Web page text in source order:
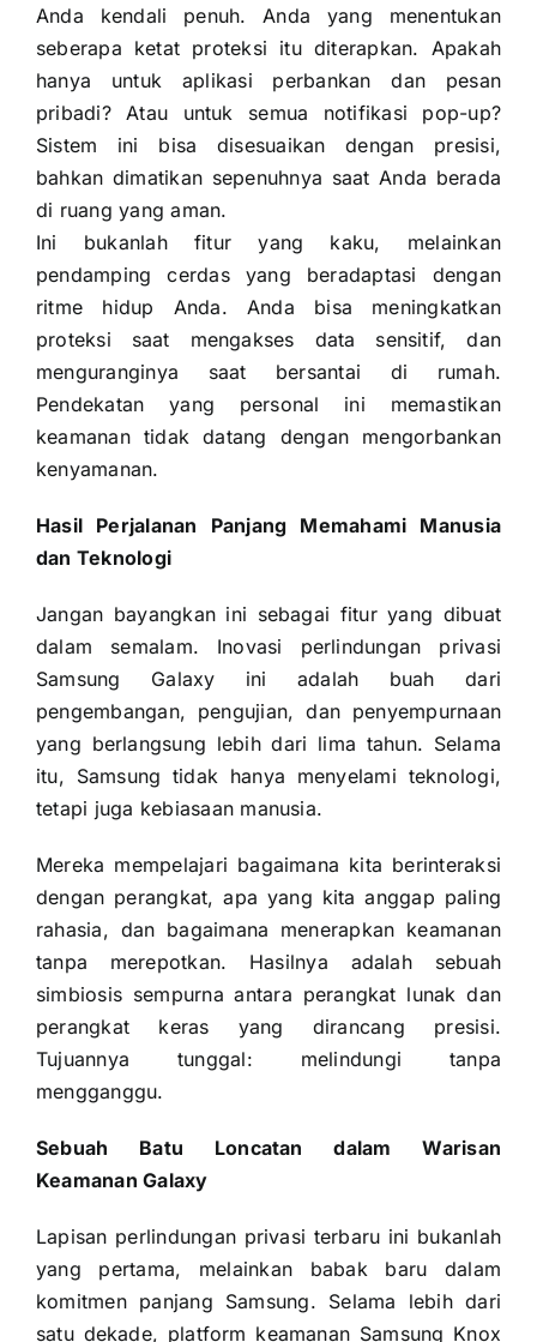
Anda kendali penuh. Anda yang menentukan
seberapa ketat proteksi itu diterapkan. Apakah
hanya untuk aplikasi perbankan dan pesan
pribadi? Atau untuk semua notifikasi pop-up?
Sistem ini bisa disesuaikan dengan presisi,
bahkan dimatikan sepenuhnya saat Anda berada
di ruang yang aman.
Ini bukanlah fitur yang kaku, melainkan
pendamping cerdas yang beradaptasi dengan
ritme hidup Anda. Anda bisa meningkatkan
proteksi saat mengakses data sensitif, dan
menguranginya saat bersantai di rumah.
Pendekatan yang personal ini memastikan
keamanan tidak datang dengan mengorbankan
kenyamanan.
Hasil Perjalanan Panjang Memahami Manusia
dan Teknologi
Jangan bayangkan ini sebagai fitur yang dibuat
dalam semalam. Inovasi perlindungan privasi
Samsung Galaxy ini adalah buah dari
pengembangan, pengujian, dan penyempurnaan
yang berlangsung lebih dari lima tahun. Selama
itu, Samsung tidak hanya menyelami teknologi,
tetapi juga kebiasaan manusia.
Mereka mempelajari bagaimana kita berinteraksi
dengan perangkat, apa yang kita anggap paling
rahasia, dan bagaimana menerapkan keamanan
tanpa merepotkan. Hasilnya adalah sebuah
simbiosis sempurna antara perangkat lunak dan
perangkat keras yang dirancang presisi.
Tujuannya tunggal: melindungi tanpa
mengganggu.
Sebuah Batu Loncatan dalam Warisan
Keamanan Galaxy
Lapisan perlindungan privasi terbaru ini bukanlah
yang pertama, melainkan babak baru dalam
komitmen panjang Samsung. Selama lebih dari
satu dekade, platform keamanan Samsung Knox